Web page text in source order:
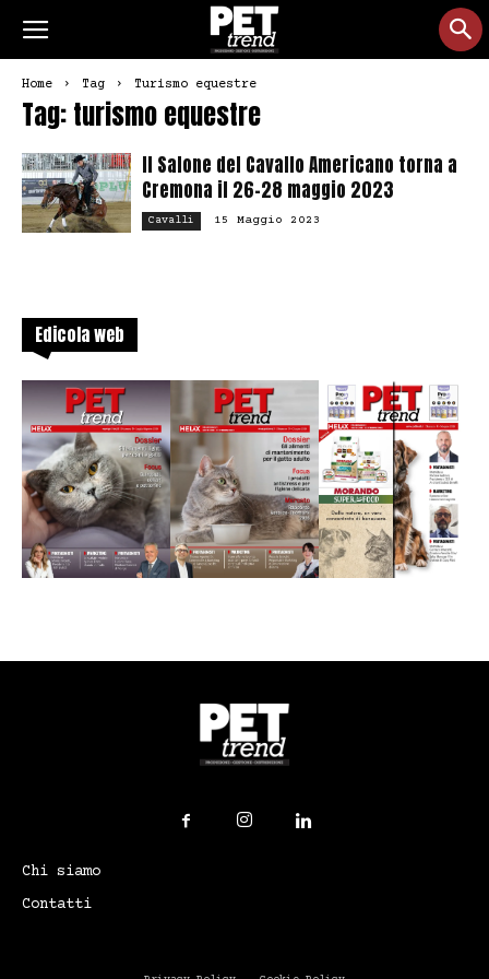
Home Tag Turismo equestre
Tag: turismo equestre
Il Salone del Cavallo Americano torna a
Cremona il 26-28 maggio 2023
Cavalli 15 Maggio 2023
Edicola web
Chi siamo
Contatti